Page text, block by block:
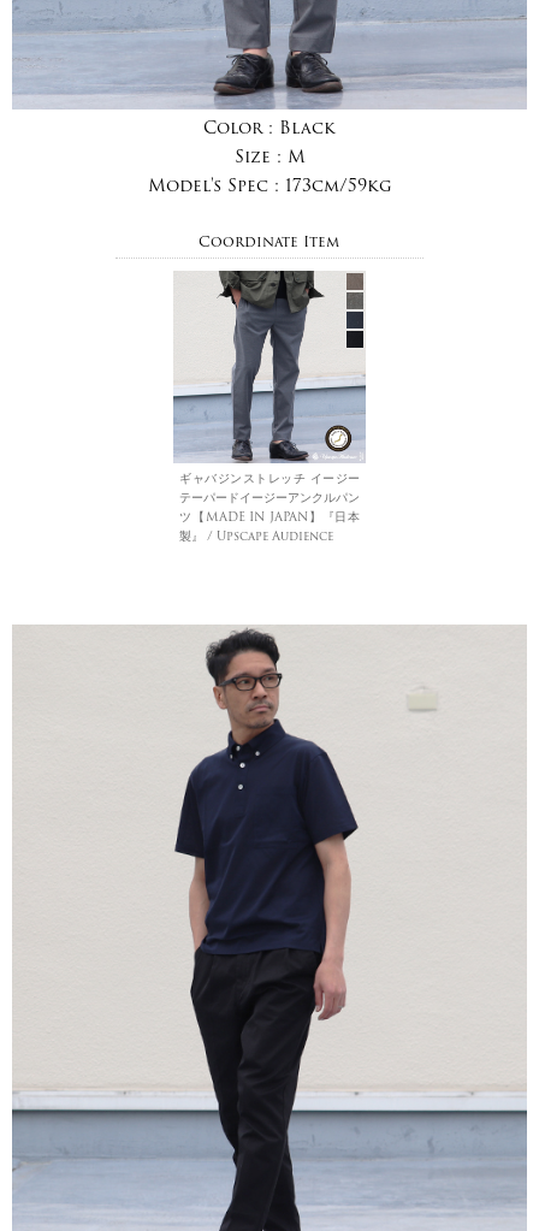
Color : Black
Size : M
Model's Spec : 173cm/59kg
Coordinate Item
ギャバジンストレッチ イージー
テーパードイージーアンクルパン
ツ【MADE IN JAPAN】『日本
製』 / Upscape Audience